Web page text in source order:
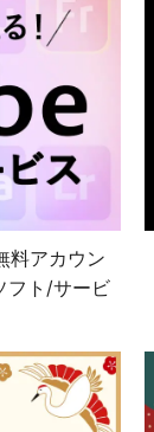
料アカウン
フト/サービ